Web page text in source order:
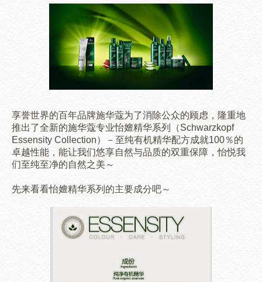
享誉世界的百年品牌施华蔻为了消除公众的顾虑，隆重地
推出了全新的施华蔻专业怡嬗精华系列（Schwarzkopf
Essensity Collection）－至纯有机精华配方成就100％的
卓越性能，能让我们悠享自然与品质的双重保障，怡悦我
们至纯至净的自然之美～
先来看看怡嬗精华系列 的主要成分吧～